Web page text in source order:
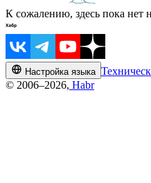
К сожалению, здесь пока нет
Настройка языка
© 2006–2026, Habr